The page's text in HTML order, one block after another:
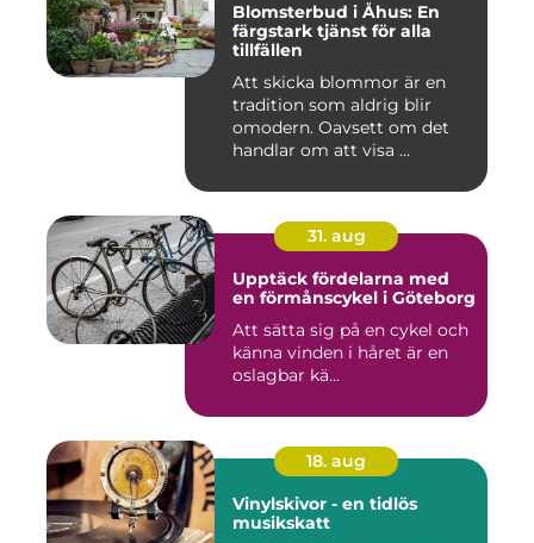
Blomsterbud i Åhus: En
färgstark tjänst för alla
tillfällen
Att skicka blommor är en
tradition som aldrig blir
omodern. Oavsett om det
handlar om att visa ...
31. aug
Upptäck fördelarna med
en förmånscykel i Göteborg
Att sätta sig på en cykel och
känna vinden i håret är en
oslagbar kä...
18. aug
Vinylskivor - en tidlös
musikskatt